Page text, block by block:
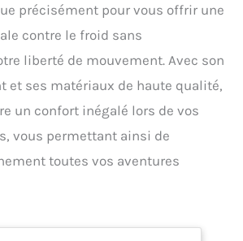
précisément pour vous offrir une
contre le froid sans
liberté de mouvement. Avec son
et ses matériaux de haute qualité,
un confort inégalé lors de vos
vous permettant ainsi de
toutes vos aventures